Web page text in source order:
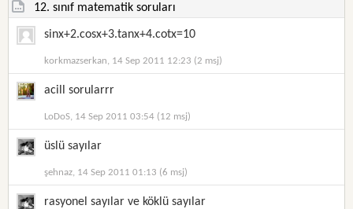
12. sınıf matematik soruları
sinx+2.cosx+3.tanx+4.cotx=10
korkmazserkan, 14 Sep 2011 12:23 (2 msj)
acill sorularrr
LoDoS, 14 Sep 2011 03:54 (12 msj)
üslü sayılar
şehnaz, 14 Sep 2011 01:13 (6 msj)
rasyonel sayılar ve köklü sayılar